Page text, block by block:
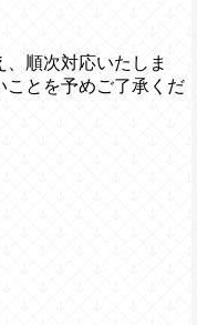
順次対応いたしま
ことを予めご了承くだ